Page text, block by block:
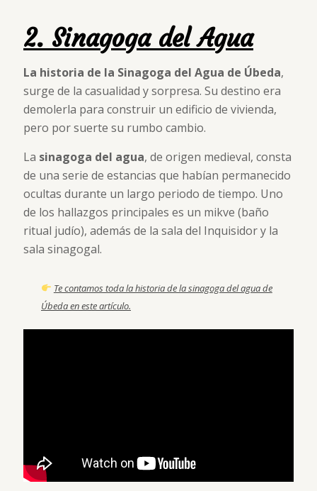
2. Sinagoga del Agua
La historia de la Sinagoga del Agua de Úbeda,
surge de la casualidad y sorpresa. Su destino era
demolerla para construir un edificio de vivienda,
pero por suerte su rumbo cambio.
La sinagoga del agua, de origen medieval, consta
de una serie de estancias que habían permanecido
ocultas durante un largo periodo de tiempo. Uno
de los hallazgos principales es un mikve (baño
ritual judío), además de la sala del Inquisidor y la
sala sinagogal.
Te contamos toda la historia de la sinagoga del agua de
Úbeda en este artículo.